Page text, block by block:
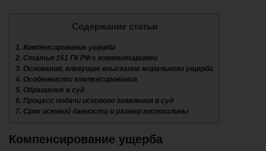
Содержание статьи
1. Компенсирование ущерба
2. Статья 151 ГК РФ с комментариями
3. Основания, влекущие взыскание морального ущерба
4. Особенности компенсирования
5. Обращение в суд
6. Процесс подачи искового заявления в суд
7. Срок исковой давности и размер госпошлины
Компенсирование ущерба